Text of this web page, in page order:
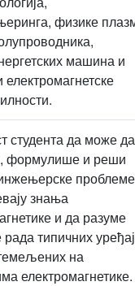
физике
машина и
електромагнетске
студента да може да
формулише и реши
проблеме
знања
и да разуме
типичних
на
електромагнетике.